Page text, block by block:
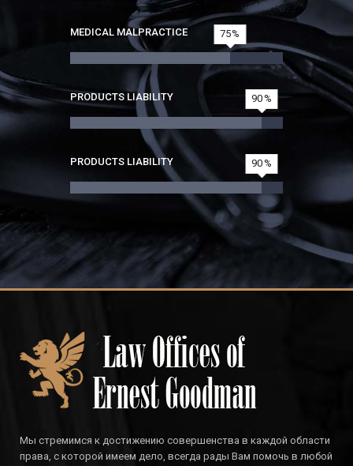
MEDICAL MALPRACTICE 75
PRODUCTS LIABILITY 90
PRODUCTS LIABILITY 90
Мы стремимся к достижению совершенства в каждой области
права, с которой имеем дело, всегда рады Вам помочь в любой